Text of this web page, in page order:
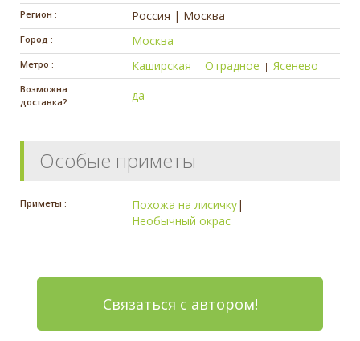
Регион : Россия | Москва
Город : Москва
Метро : Каширская | Отрадное | Ясенево
Возможна
доставка? :
да
Особые приметы
Приметы : Похожа на лисичку|
Необычный окрас
Связаться с автором!